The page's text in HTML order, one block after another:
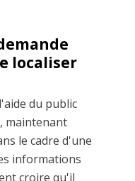
localiser
du public
maintenant
le cadre d'une
informations
croire qu'il